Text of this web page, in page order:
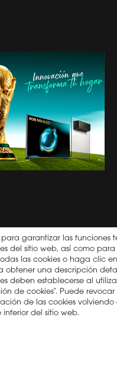
CATÁLOGOS
HISENSE EN CASA
2026
GENERADOR
ENERGÉTICA
Términos de
para garantizar las
del sitio web, así como
las cookies o haga clic
obtener una descripción
deben establecerse al
de cookies". Puede
de las cookies
del sitio web.